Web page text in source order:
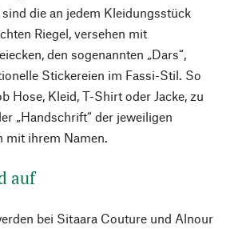
die an jedem Kleidungsstück
Riegel, versehen mit
den sogenannten „Dars“,
Stickereien im Fassi-Stil. So
Hose, Kleid, T-Shirt oder Jacke, zu
„Handschrift“ der jeweiligen
mit ihrem Namen.
auf
bei Sitaara Couture und Alnour